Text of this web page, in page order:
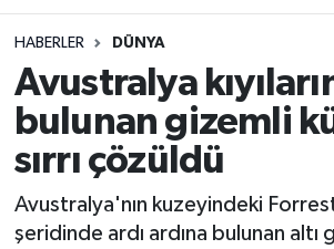
HABERLER DÜNYA
Avustralya
bulunan gizemli
sırrı çözüldü
Avustralya'nın kuzeyindeki
şeridinde ardı ardına bulunan altı
Güncel
Eği̇ti̇m
Resmi İlanlar
Sağlık
Ergani Trafik Yoğunluk Haritası
Süper Lig Puan Durumu ve
Tüm Manşetler
Son Dakika Haberleri